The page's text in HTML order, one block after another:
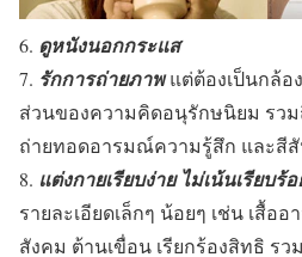
6. ดูหนังนอกกระแส
7. รักการถ่ายภาพแต่ต้องเป็นกล้อ
ส่วนของความคิดอนุรักษนิยม รว
ถ่ายทอดอารมณ์ความรู้สึก และสี
8. แต่งกายเรียบง่าย ไม่เน้นเรียบร้
รายละเอียดเล็กๆ น้อยๆ เช่น เสื้อ
สังคม ต้านเขื่อน เรียกร้องสิทธิ ร